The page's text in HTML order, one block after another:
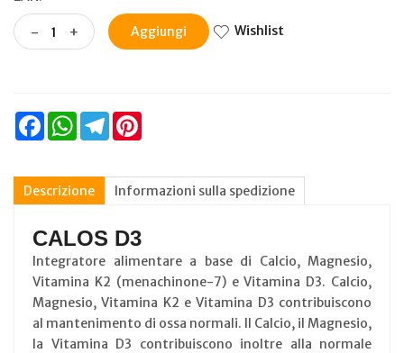
- + Aggiungi Wishlist
FacebookWhatsAppTelegram
Descrizione Informazioni sulla spedizione
CALOS D3
Integratore alimentare a base di Calcio, Magnesio,
Vitamina K2 (menachinone-7) e Vitamina D3. Calcio,
Magnesio, Vitamina K2 e Vitamina D3 contribuiscono
al mantenimento di ossa normali. Il Calcio, il Magnesio,
la Vitamina D3 contribuiscono inoltre alla normale